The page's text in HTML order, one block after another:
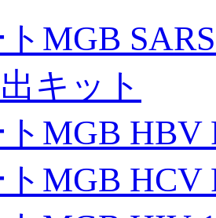
MGB
キット
MGB HBV
MGB HCV